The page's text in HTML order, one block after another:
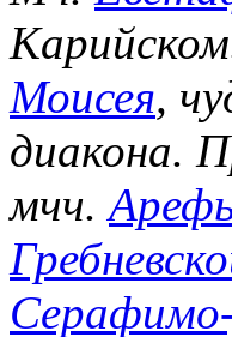
Моисея,
диакона.
мчч.
Серафимо-